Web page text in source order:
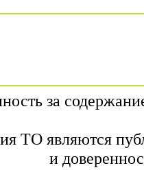
за
ТО являются
и